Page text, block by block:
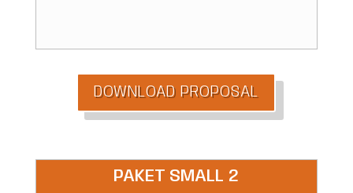
DOWNLOAD PROPOSAL
PAKET SMALL 2